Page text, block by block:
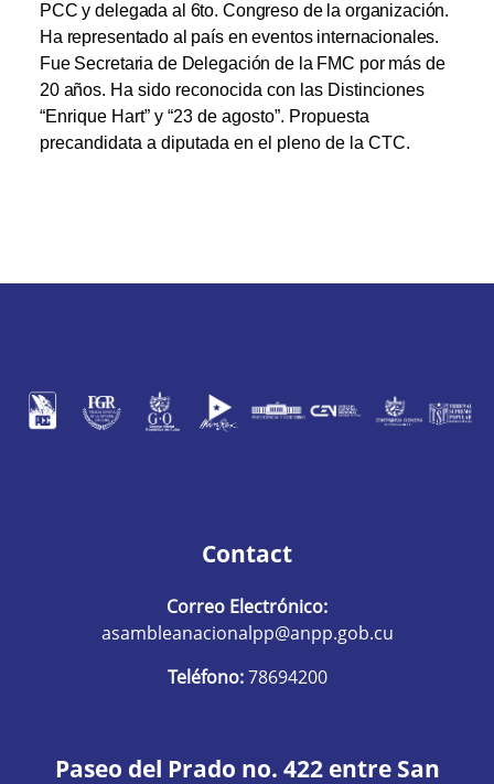
PCC y delegada al 6to. Congreso de la organización.
Ha representado al país en eventos internacionales.
Fue Secretaria de Delegación de la FMC por más de
20 años. Ha sido reconocida con las Distinciones
“Enrique Hart” y “23 de agosto”. Propuesta
precandidata a diputada en el pleno de la CTC.
Contact
Correo Electrónico:
asambleanacionalpp@anpp.gob.cu
Teléfono:78694200
Paseo del Prado no. 422 entre San